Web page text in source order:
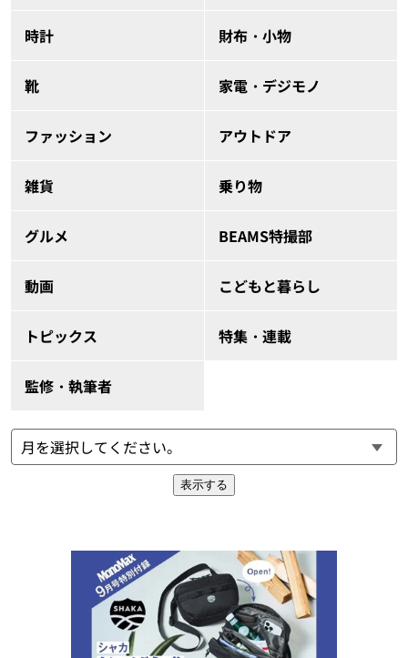
時計 財布・小物
靴 家電・デジモノ
ファッション アウトドア
雑貨 乗り物
グルメ BEAMS特撮部
動画 こどもと暮らし
トピックス 特集・連載
監修・執筆者
表示する